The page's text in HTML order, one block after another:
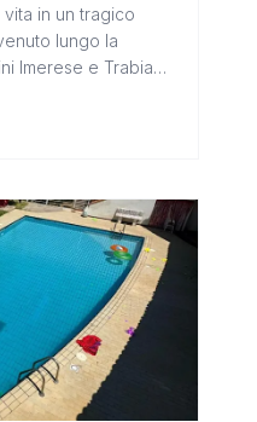
in un tragico
lungo la
Imerese e Trabia,